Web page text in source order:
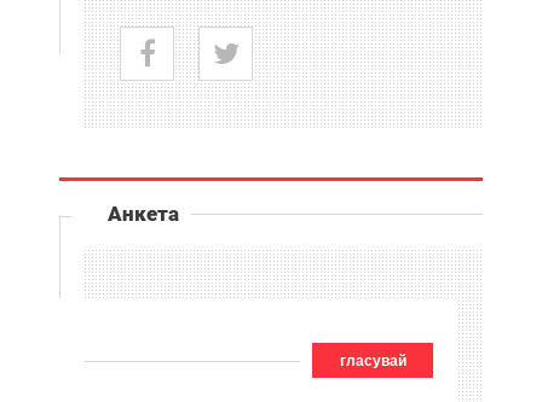
Анкета
гласувай